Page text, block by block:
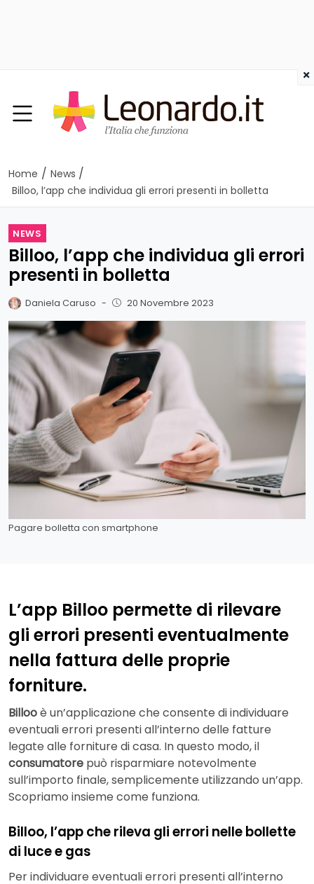
Home / News /
Billoo, l’app che individua gli errori presenti in bolletta
NEWS
Billoo, l’app che individua gli errori
presenti in bolletta
Daniela Caruso - 20 Novembre 2023
Pagare bolletta con smartphone
L’app Billoo permette di rilevare
gli errori presenti eventualmente
nella fattura delle proprie
forniture.
Billooè un’applicazione che consente di individuare
eventuali errori presenti all’interno delle fatture
legate alle forniture di casa. In questo modo, il
consumatore può risparmiare notevolmente
sull’importo finale, semplicemente utilizzando un’app.
Scopriamo insieme come funziona.
Billoo, l’app che rileva gli errori nelle bollette
di luce e gas
Per individuare eventuali errori presenti all’interno
×